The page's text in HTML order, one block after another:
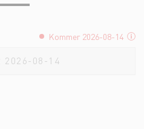
Kommer 2026-08-14
2026-08-14